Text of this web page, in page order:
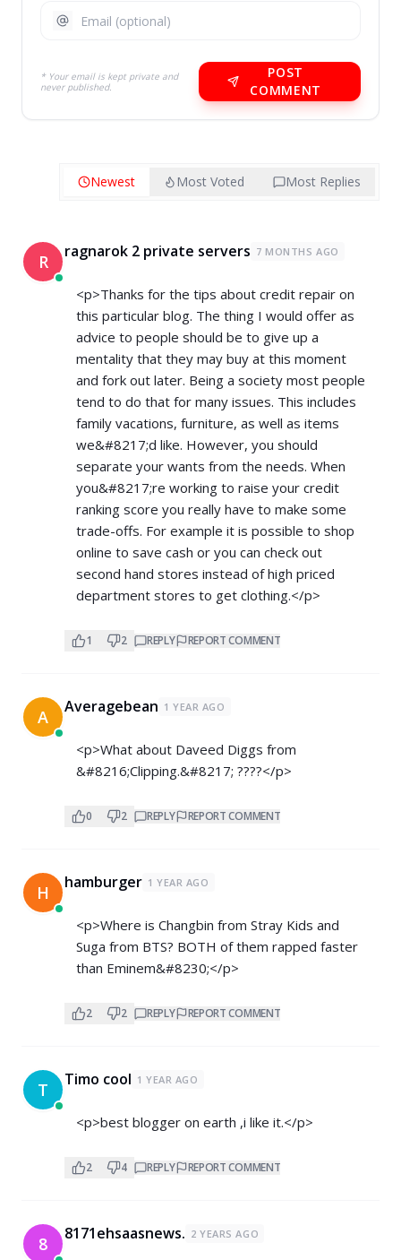
* Your email is kept private and
never published.
POST
COMMENT
Newest Most Voted Most Replies
R ragnarok 2 private servers 7 MONTHS AGO
<p>Thanks for the tips about credit repair on
this particular blog. The thing I would offer as
advice to people should be to give up a
mentality that they may buy at this moment
and fork out later. Being a society most people
tend to do that for many issues. This includes
family vacations, furniture, as well as items
we&#8217;d like. However, you should
separate your wants from the needs. When
you&#8217;re working to raise your credit
ranking score you really have to make some
trade-offs. For example it is possible to shop
online to save cash or you can check out
second hand stores instead of high priced
department stores to get clothing.</p>
1 2 REPLY REPORT COMMENT
A Averagebean 1 YEAR AGO
<p>What about Daveed Diggs from
&#8216;Clipping.&#8217; ????</p>
0 2 REPLY REPORT COMMENT
H hamburger 1 YEAR AGO
<p>Where is Changbin from Stray Kids and
Suga from BTS? BOTH of them rapped faster
than Eminem&#8230;</p>
2 2 REPLY REPORT COMMENT
T Timo cool 1 YEAR AGO
<p>best blogger on earth ,i like it.</p>
2 4 REPLY REPORT COMMENT
8 8171ehsaasnews. 2 YEARS AGO